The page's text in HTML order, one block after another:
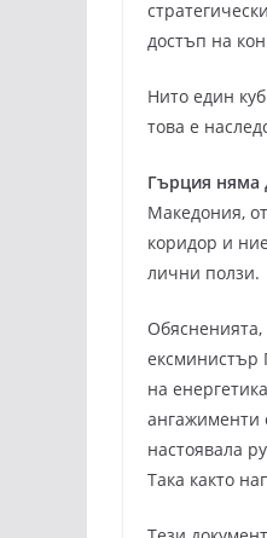
достъп на
Нито един
това е
Гърция няма
Македония,
коридор и
лични ползи.
Обясненията,
ексминистър
на
ангажименти
настоявала
Така както